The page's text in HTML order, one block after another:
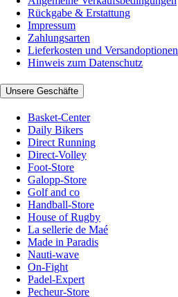
Rückgabe & Erstattung
Impressum
Zahlungsarten
Lieferkosten und Versandoptionen
Hinweis zum Datenschutz
Unsere Geschäfte
Basket-Center
Daily Bikers
Direct Running
Direct-Volley
Foot-Store
Galopp-Store
Golf and co
Handball-Store
House of Rugby
La sellerie de Maé
Made in Paradis
Nauti-wave
On-Fight
Padel-Expert
Pecheur-Store